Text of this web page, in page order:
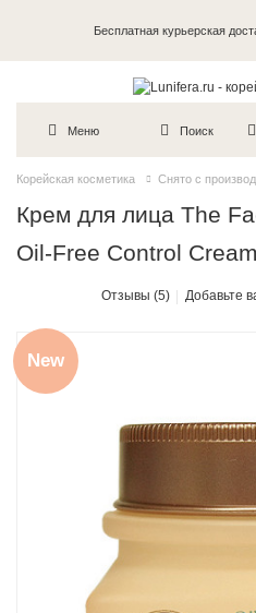
Бесплатная курьерская
Пробники в
Меню Поиск
Корейская косметика Снято с
Крем для лица The
Oil-Free Control Cream
Отзывы (5) Добавьте
New